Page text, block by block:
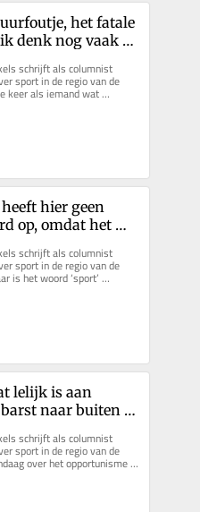
het fatale
denk nog vaak
krullenbol
schrijft als columnist
sport in de regio van de
keer als iemand wat
heeft hier geen
op, omdat het
schrijft als columnist
sport in de regio van de
is het woord ‘sport’
de stemwijzers,...
lelijk is aan
naar buiten
bij FC Twente
schrijft als columnist
sport in de regio van de
over het opportunisme
van Joseph...